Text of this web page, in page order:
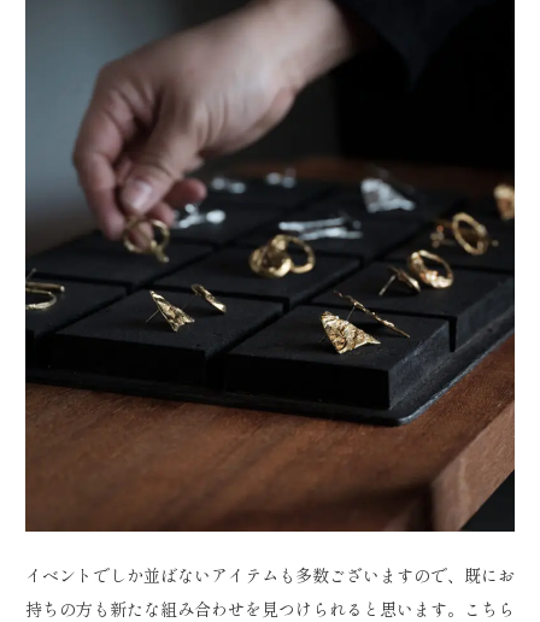
イベントでしか並ばないアイテムも多数ございますので、既にお
持ちの方も新たな組み合わせを見つけられると思います。こちら